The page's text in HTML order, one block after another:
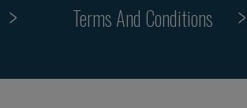
Terms And Conditions